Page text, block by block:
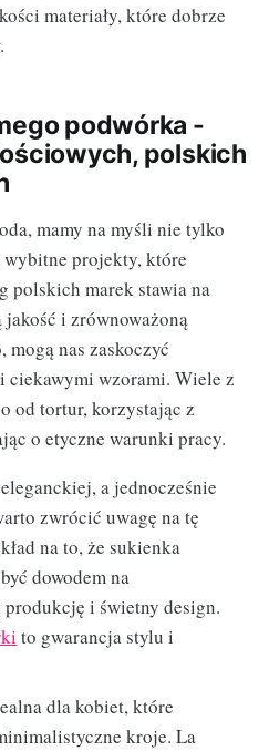
materiały, które dobrze
podwórka -
polskich
mamy na myśli nie tylko
projekty, które
polskich marek stawia na
i zrównoważoną
nas zaskoczyć
wzorami. Wiele z
od tortur, korzystając z
o etyczne warunki pracy.
a jednocześnie
zwrócić uwagę na tę
na to, że sukienka
dowodem na
produkcję i świetny design.
to gwarancja stylu i
dla kobiet, które
kroje. La